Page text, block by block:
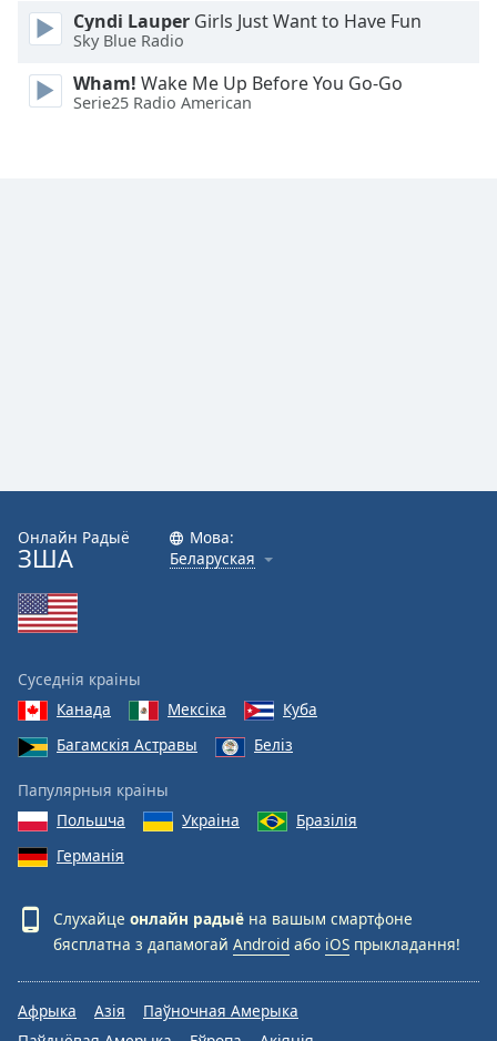
Style
Font
Family
Cyndi Lauper Girls Just Want to Have Fun
Sky Blue Radio
Wham! Wake Me Up Before You Go-Go
Serie25 Radio American
Онлайн Радыё
ЗША
Мова:
Беларуская
Суседнія краіны
Канада
Мексіка
Куба
Багамскія Астравы
Беліз
Папулярныя краіны
Польшча
Украіна
Бразілія
Германія
Слухайце онлайн радыё на вашым смартфоне
бясплатна з дапамогай Android або iOS прыкладання!
Афрыка Азія
Паўночная Амерыка